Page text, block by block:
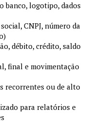
banco, logotipo, dados
CNPJ, número da
débito, crédito, saldo
final e movimentação
recorrentes ou de alto
para relatórios e